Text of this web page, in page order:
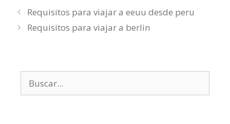
Requisitos para viajar a eeuu desde peru
Requisitos para viajar a berlin